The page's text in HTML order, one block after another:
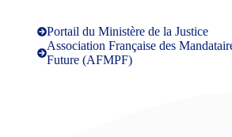
Portail du Ministère de la Justice
Association Française des
Future (AFMPF)